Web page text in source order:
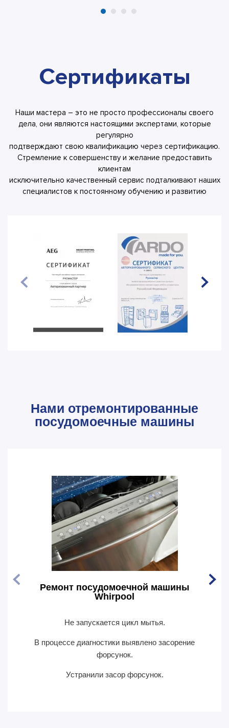
Сертификаты
Наши мастера – это не просто профессионалы своего
дела, они являются настоящими экспертами, которые
регулярно
подтверждают свою квалификацию через сертификацию.
Стремление к совершенству и желание предоставить
клиентам
исключительно качественный сервис подталкивают наших
специалистов к постоянному обучению и развитию
Нами отремонтированные
посудомоечные машины
Ремонт посудомоечной машины
Whirpool
Не запускается цикл мытья.
В процессе диагностики выявлено засорение
форсунок.
Устранили засор форсунок.